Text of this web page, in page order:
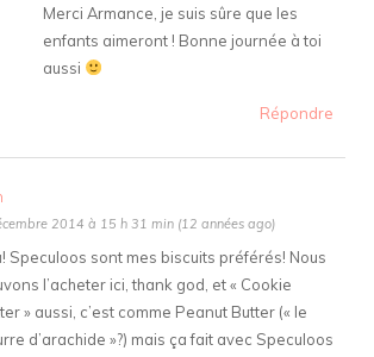
Merci Armance, je suis sûre que les
enfants aimeront ! Bonne journée à toi
aussi
Répondre
2014 à 15 h 31 min (12 années ago)
Speculoos sont mes biscuits préférés! Nous
l’acheter ici, thank god, et « Cookie
» aussi, c’est comme Peanut Butter (« le
d’arachide »?) mais ça fait avec Speculoos